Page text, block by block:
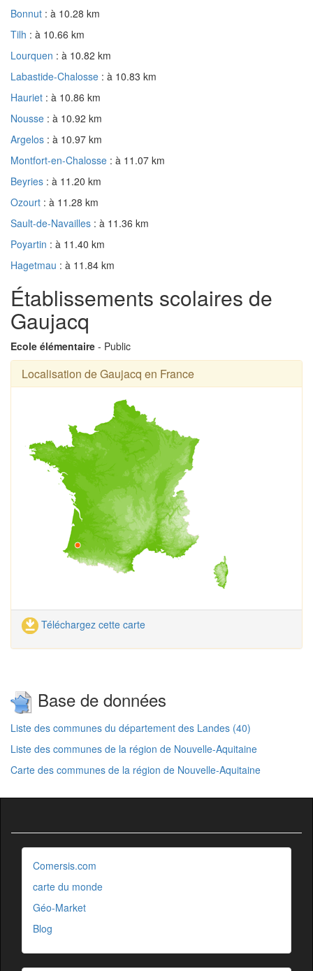
Bonnut : à 10.28 km
Tilh : à 10.66 km
Lourquen : à 10.82 km
Labastide-Chalosse : à 10.83 km
Hauriet : à 10.86 km
Nousse : à 10.92 km
Argelos : à 10.97 km
Montfort-en-Chalosse : à 11.07 km
Beyries : à 11.20 km
Ozourt : à 11.28 km
Sault-de-Navailles : à 11.36 km
Poyartin : à 11.40 km
Hagetmau : à 11.84 km
Établissements scolaires de
Gaujacq
Ecole élémentaire - Public
Localisation de Gaujacq en France
Téléchargez cette carte
Base de données
Liste des communes du département des Landes (40)
Liste des communes de la région de Nouvelle-Aquitaine
Carte des communes de la région de Nouvelle-Aquitaine
Comersis.com
carte du monde
Géo-Market
Blog